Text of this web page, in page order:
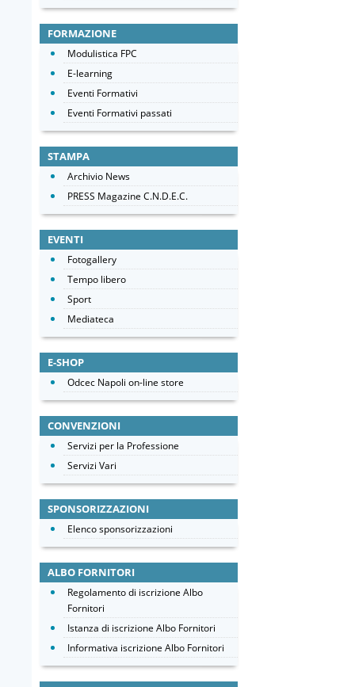
FORMAZIONE
Modulistica FPC
E-learning
Eventi Formativi
Eventi Formativi passati
STAMPA
Archivio News
PRESS Magazine C.N.D.E.C.
EVENTI
Fotogallery
Tempo libero
Sport
Mediateca
E-SHOP
Odcec Napoli on-line store
CONVENZIONI
Servizi per la Professione
Servizi Vari
SPONSORIZZAZIONI
Elenco sponsorizzazioni
ALBO FORNITORI
Regolamento di iscrizione Albo
Fornitori
Istanza di iscrizione Albo Fornitori
Informativa iscrizione Albo Fornitori